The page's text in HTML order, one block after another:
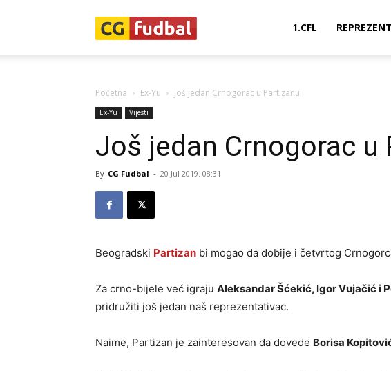
1.CFL
Početna Ex-Yu Još jedan Crnogorac u Partizanu
Ex-Yu Vijesti
Još jedan Crnogorac u
By CG Fudbal - 20 Jul 2019. 08:31
Beogradski Partizan bi mogao da dobije i četvrtog
Za crno-bijele već igraju Aleksandar Šćekić, Igor Vujačić i
pridružiti još jedan naš reprezentativac.
Naime, Partizan je zainteresovan da dovede Borisa